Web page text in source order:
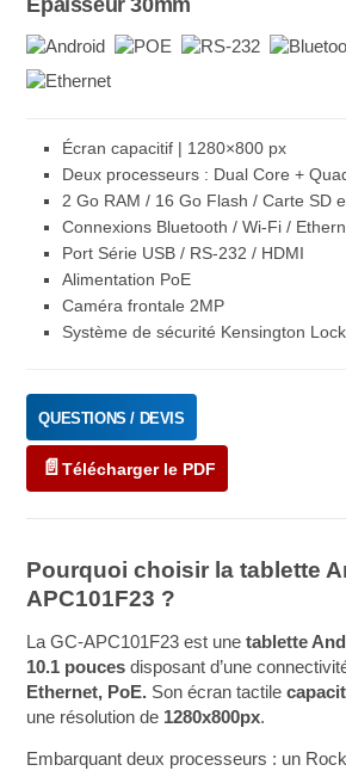
Écran capacitif | 1280×800 px
Deux processeurs : Dual Core +
2 Go RAM / 16 Go Flash / Carte SD
Connexions Bluetooth / Wi-Fi /
Port Série USB / RS-232 / HDMI
Alimentation PoE
Caméra frontale 2MP
Système de sécurité Kensington Lock
QUESTIONS / DEVIS
Télécharger le PDF
Pourquoi choisir la tablette
APC101F23 ?
La GC-APC101F23 est unetablette
10.1 pouces disposant d’une
Ethernet, PoE. Son écran tactile
une résolution de 1280x800px.
Embarquant deux processeurs : un